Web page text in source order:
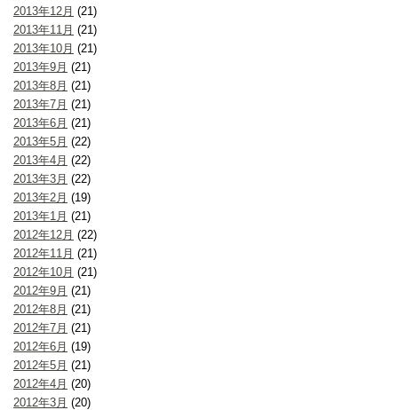
2013年12月 (21)
2013年11月 (21)
2013年10月 (21)
2013年9月 (21)
2013年8月 (21)
2013年7月 (21)
2013年6月 (21)
2013年5月 (22)
2013年4月 (22)
2013年3月 (22)
2013年2月 (19)
2013年1月 (21)
2012年12月 (22)
2012年11月 (21)
2012年10月 (21)
2012年9月 (21)
2012年8月 (21)
2012年7月 (21)
2012年6月 (19)
2012年5月 (21)
2012年4月 (20)
2012年3月 (20)